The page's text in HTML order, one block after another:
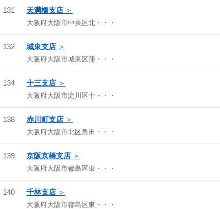
131 天満橋支店
大阪府大阪市中央区北・・・
132 城東支店
大阪府大阪市城東区蒲・・・
134 十三支店
大阪府大阪市淀川区十・・・
138 赤川町支店
大阪府大阪市北区角田・・・
139 京阪京橋支店
大阪府大阪市都島区東・・・
140 千林支店
大阪府大阪市都島区東・・・